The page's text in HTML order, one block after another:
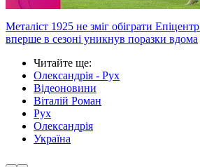
Металіст 1925 не зміг обіграти
вперше в сезоні уникнув поразки вдома
Читайте ще:
Олександрія - Рух
Відеоновини
Віталій Роман
Рух
Олександрія
Україна